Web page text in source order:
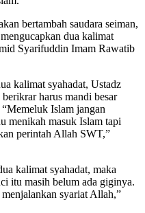
bertambah saudara seiman,
dua kalimat
Syarifuddin Imam Rawatib
kalimat syahadat, Ustadz
harus mandi besar
Islam jangan
menikah masuk Islam tapi
perintah Allah SWT,”
kalimat syahadat, maka
itu masih belum ada giginya.
syariat Allah,”